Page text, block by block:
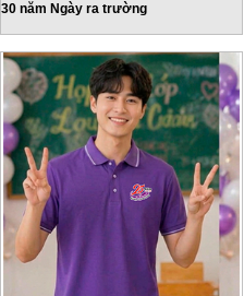
30 năm Ngày ra trường